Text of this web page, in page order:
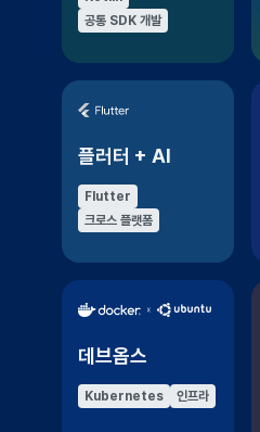
공통 SDK 개발
플러터 + AI
Flutter
크로스 플랫폼
데브옵스
Kubernetes 인프라